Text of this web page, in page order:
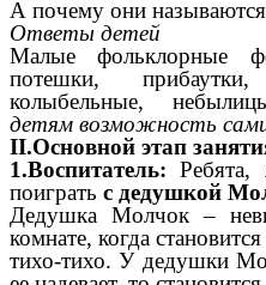
А почему они
Ответы детей
Малые фольклорные
потешки,
колыбельные,
детям возможность
II.Основной этап
1.Воспитатель: Ребята,
поиграть с дедушкой
Дедушка Молчок –
комнате, когда становится
тихо-тихо. У дедушки